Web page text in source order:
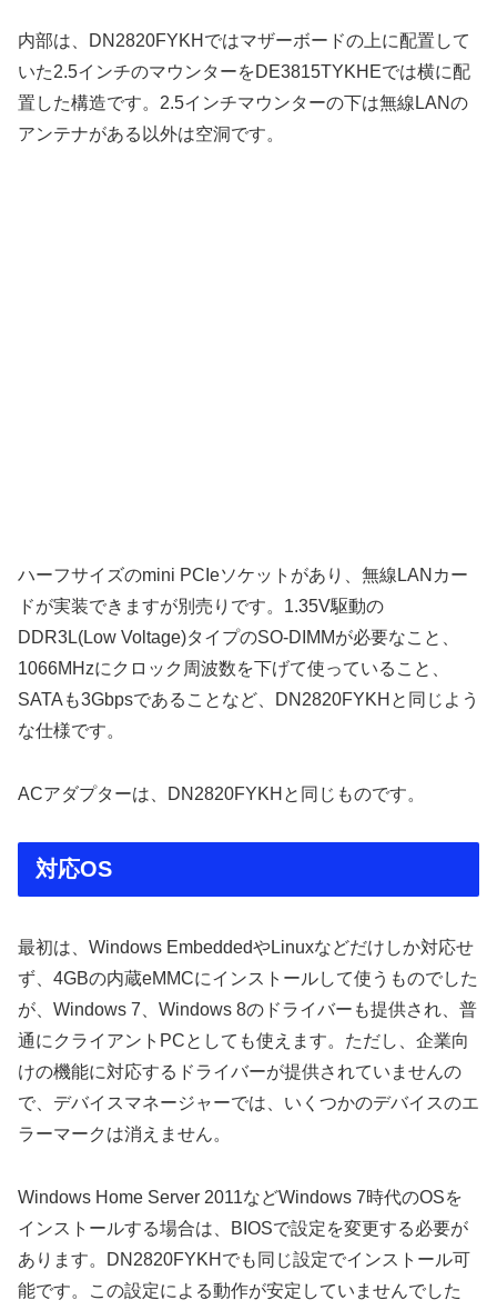
内部は、DN2820FYKHではマザーボードの上に配置して
いた2.5インチのマウンターをDE3815TYKHEでは横に配
置した構造です。2.5インチマウンターの下は無線LANの
アンテナがある以外は空洞です。
ハーフサイズのmini PCIeソケットがあり、無線LANカー
ドが実装できますが別売りです。1.35V駆動の
DDR3L(Low Voltage)タイプのSO-DIMMが必要なこと、
1066MHzにクロック周波数を下げて使っていること、
SATAも3Gbpsであることなど、DN2820FYKHと同じよう
な仕様です。
ACアダプターは、DN2820FYKHと同じものです。
対応OS
最初は、Windows EmbeddedやLinuxなどだけしか対応せ
ず、4GBの内蔵eMMCにインストールして使うものでした
が、Windows 7、Windows 8のドライバーも提供され、普
通にクライアントPCとしても使えます。ただし、企業向
けの機能に対応するドライバーが提供されていませんの
で、デバイスマネージャーでは、いくつかのデバイスのエ
ラーマークは消えません。
Windows Home Server 2011などWindows 7時代のOSを
インストールする場合は、BIOSで設定を変更する必要が
あります。DN2820FYKHでも同じ設定でインストール可
能です。この設定による動作が安定していませんでした